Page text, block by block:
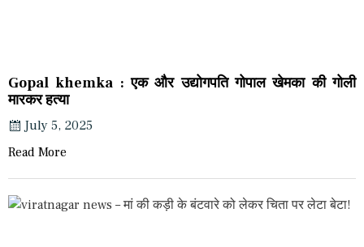
Gopal khemka : एक और उद्योगपति गोपाल खेमका की गोली
मारकर हत्या
July 5, 2025
Read More